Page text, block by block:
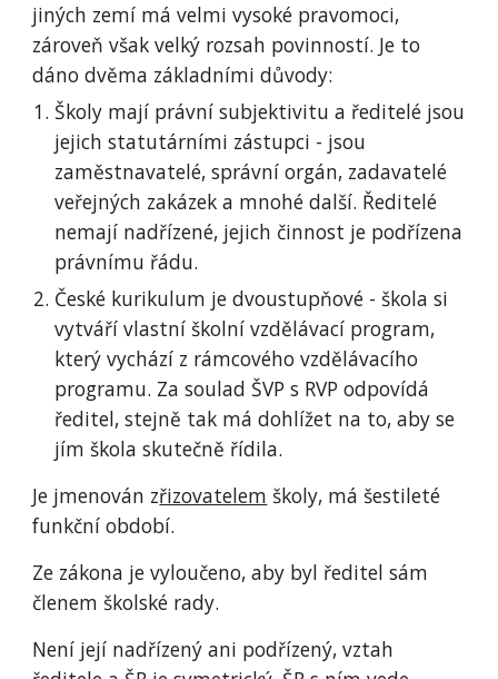
jiných zemí má velmi vysoké pravomoci,
zároveň však velký rozsah povinností. Je to
dáno dvěma základními důvody:
Školy mají právní subjektivitu a ředitelé jsou
jejich statutárními zástupci - jsou
zaměstnavatelé, správní orgán, zadavatelé
veřejných zakázek a mnohé další. Ředitelé
nemají nadřízené, jejich činnost je podřízena
právnímu řádu.
České kurikulum je dvoustupňové - škola si
vytváří vlastní školní vzdělávací program,
který vychází z rámcového vzdělávacího
programu. Za soulad ŠVP s RVP odpovídá
ředitel, stejně tak má dohlížet na to, aby se
jím škola skutečně řídila.
Je jmenován zřizovatelem školy, má šestileté
funkční období.
Ze zákona je vyloučeno, aby byl ředitel sám
členem školské rady.
Není její nadřízený ani podřízený, vztah